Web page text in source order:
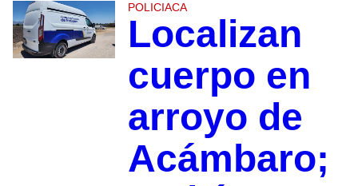
POLICIACA
Localizan
cuerpo en
arroyo de
Acámbaro;